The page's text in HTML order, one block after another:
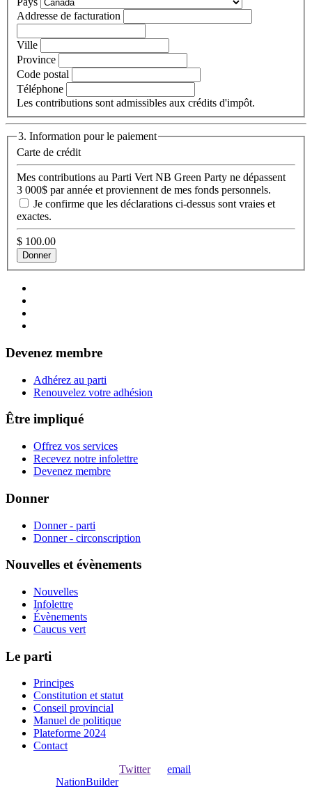
Addresse de facturation
Ville
Province
Code postal
Téléphone
Les contributions sont admissibles aux crédits d'impôt.
3. Information pour le paiement
Carte de crédit
Mes contributions au Parti Vert NB Green Party ne dépassent
3 000$ par année et proviennent de mes fonds personnels.
Je confirme que les déclarations ci-dessus sont vraies et
exactes.
$ 100.00
Devenez membre
Adhérez au parti
Renouvelez votre adhésion
Être impliqué
Offrez vos services
Recevez notre infolettre
Devenez membre
Donner
Donner - parti
Donner - circonscription
Nouvelles et évènements
Nouvelles
Infolettre
Évènements
Caucus vert
Le parti
Principes
Constitution et statut
Conseil provincial
Manuel de politique
Plateforme 2024
Contact
Twitterou email
NationBuilder